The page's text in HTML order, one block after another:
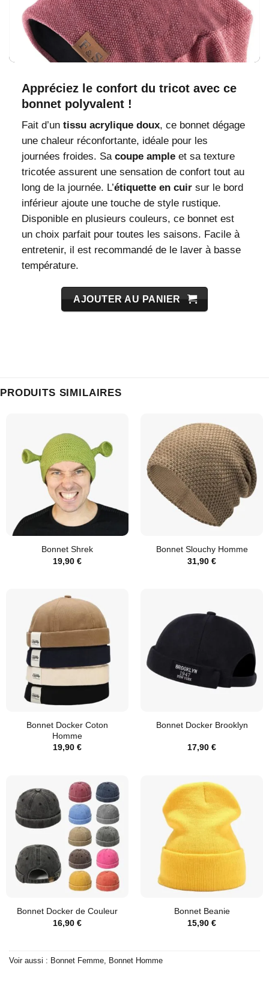
Appréciez le confort du tricot avec ce
bonnet polyvalent !
Fait d’un tissu acrylique doux, ce bonnet dégage
une chaleur réconfortante, idéale pour les
journées froides. Sa coupe ampleet sa texture
tricotée assurent une sensation de confort tout au
long de la journée. L’étiquette en cuirsur le bord
inférieur ajoute une touche de style rustique.
Disponible en plusieurs couleurs, ce bonnet est
un choix parfait pour toutes les saisons. Facile à
entretenir, il est recommandé de le laver à basse
température.
AJOUTER AU PANIER
PRODUITS SIMILAIRES
Bonnet Shrek
19,90 €
Bonnet Slouchy Homme
31,90 €
Bonnet Docker Coton
Homme
19,90 €
Bonnet Docker Brooklyn
17,90 €
Bonnet Docker de Couleur
16,90 €
Bonnet Beanie
15,90 €
Voir aussi : Bonnet Femme, Bonnet Homme